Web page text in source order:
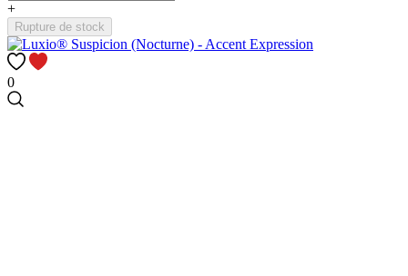
+
Rupture de stock
0